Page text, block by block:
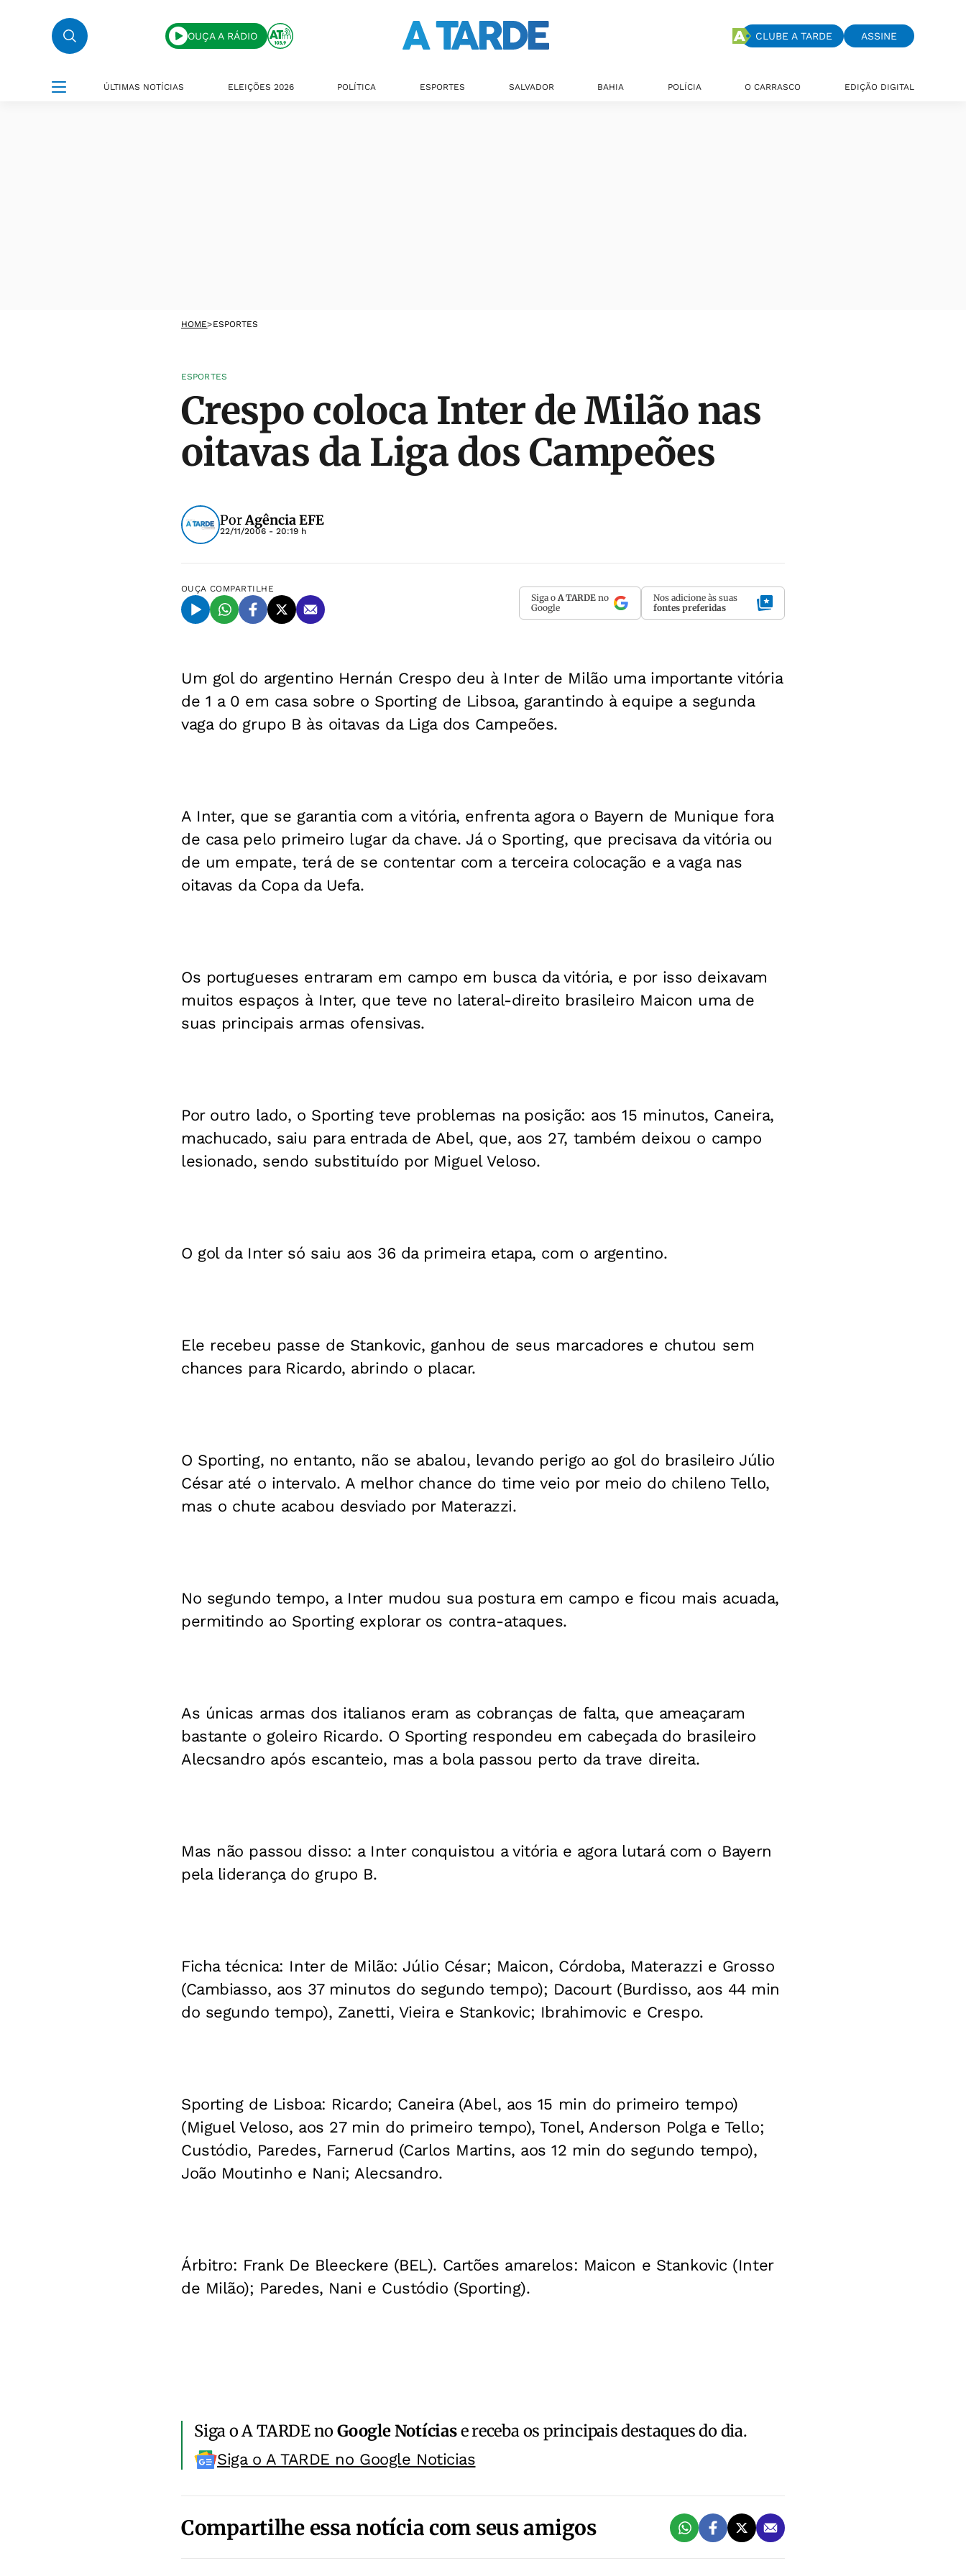
OUÇA A RÁDIO CLUBE A TARDE ASSINE
ÚLTIMAS NOTÍCIAS ELEIÇÕES 2026 POLÍTICA ESPORTES SALVADOR BAHIA POLÍCIA O CARRASCO EDIÇÃO DIGITAL
HOME>ESPORTES
ESPORTES
Crespo coloca Inter de Milão nas
oitavas da Liga dos Campeões
PorAgência EFE
22/11/2006 - 20:19 h
OUÇA COMPARTILHE
Siga o A TARDE no
Google
Nos adicione às suas
fontes preferidas
Um gol do argentino Hernán Crespo deu à Inter de Milão uma importante vitória
de 1 a 0 em casa sobre o Sporting de Libsoa, garantindo à equipe a segunda
vaga do grupo B às oitavas da Liga dos Campeões.
A Inter, que se garantia com a vitória, enfrenta agora o Bayern de Munique fora
de casa pelo primeiro lugar da chave. Já o Sporting, que precisava da vitória ou
de um empate, terá de se contentar com a terceira colocação e a vaga nas
oitavas da Copa da Uefa.
Os portugueses entraram em campo em busca da vitória, e por isso deixavam
muitos espaços à Inter, que teve no lateral-direito brasileiro Maicon uma de
suas principais armas ofensivas.
Por outro lado, o Sporting teve problemas na posição: aos 15 minutos, Caneira,
machucado, saiu para entrada de Abel, que, aos 27, também deixou o campo
lesionado, sendo substituído por Miguel Veloso.
O gol da Inter só saiu aos 36 da primeira etapa, com o argentino.
Ele recebeu passe de Stankovic, ganhou de seus marcadores e chutou sem
chances para Ricardo, abrindo o placar.
O Sporting, no entanto, não se abalou, levando perigo ao gol do brasileiro Júlio
César até o intervalo. A melhor chance do time veio por meio do chileno Tello,
mas o chute acabou desviado por Materazzi.
No segundo tempo, a Inter mudou sua postura em campo e ficou mais acuada,
permitindo ao Sporting explorar os contra-ataques.
As únicas armas dos italianos eram as cobranças de falta, que ameaçaram
bastante o goleiro Ricardo. O Sporting respondeu em cabeçada do brasileiro
Alecsandro após escanteio, mas a bola passou perto da trave direita.
Mas não passou disso: a Inter conquistou a vitória e agora lutará com o Bayern
pela liderança do grupo B.
Ficha técnica: Inter de Milão: Júlio César; Maicon, Córdoba, Materazzi e Grosso
(Cambiasso, aos 37 minutos do segundo tempo); Dacourt (Burdisso, aos 44 min
do segundo tempo), Zanetti, Vieira e Stankovic; Ibrahimovic e Crespo.
Sporting de Lisboa: Ricardo; Caneira (Abel, aos 15 min do primeiro tempo)
(Miguel Veloso, aos 27 min do primeiro tempo), Tonel, Anderson Polga e Tello;
Custódio, Paredes, Farnerud (Carlos Martins, aos 12 min do segundo tempo),
João Moutinho e Nani; Alecsandro.
Árbitro: Frank De Bleeckere (BEL). Cartões amarelos: Maicon e Stankovic (Inter
de Milão); Paredes, Nani e Custódio (Sporting).
Siga o A TARDE noGoogle Notíciase receba os principais destaques do dia.
Siga o A TARDE no Google Noticias
Compartilhe essa notícia com seus amigos